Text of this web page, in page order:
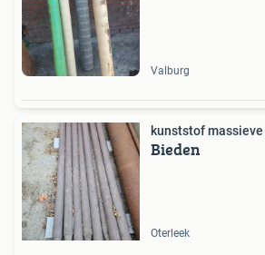
Valburg
kunststof
Bieden
Oterleek